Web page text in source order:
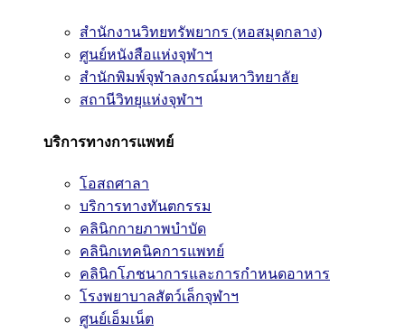
สำนักงานวิทยทรัพยากร (หอสมุดกลาง)
ศูนย์หนังสือแห่งจุฬาฯ
สำนักพิมพ์จุฬาลงกรณ์มหาวิทยาลัย
สถานีวิทยุแห่งจุฬาฯ
บริการทางการแพทย์
โอสถศาลา
บริการทางทันตกรรม
คลินิกกายภาพบำบัด
คลินิกเทคนิคการแพทย์
คลินิกโภชนาการและการกำหนดอาหาร
โรงพยาบาลสัตว์เล็กจุฬาฯ
ศูนย์เอ็มเน็ต